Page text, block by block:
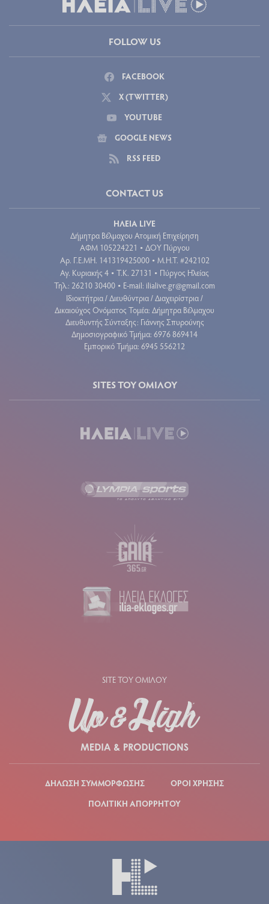
FOLLOW US
FACEBOOK
X (TWITTER)
YOUTUBE
GOOGLE NEWS
RSS FEED
CONTACT US
ΗΛΕΙΑ LIVE
Δήμητρα Βέλμαχου Ατομική Επιχείρηση
ΑΦΜ 105224221 • ΔΟΥ Πύργου
Aρ. Γ.Ε.ΜΗ. 141319425000 • Μ.Η.Τ. #242102
Αγ. Κυριακής 4 • Τ.Κ. 27131 • Πύργος Ηλείας
Τηλ.: 26210 30400 • E-mail: ilialive.gr@gmail.com
Ιδιοκτήτρια / Διευθύντρια / Διαχειρίστρια /
Δικαιούχος Ονόματος Τομέα: Δήμητρα Βέλμαχου
Διευθυντής Σύνταξης: Γιάννης Σπυρούνης
Δημοσιογραφικό Τμήμα: 6976 869414
Εμπορικό Τμήμα: 6945 556212
SITES ΤΟΥ ΟΜΙΛΟΥ
SITE ΤΟΥ ΟΜΙΛΟΥ
ΔΗΛΩΣΗ ΣΥΜΜΟΡΦΩΣΗΣ
ΟΡΟΙ ΧΡΗΣΗΣ
ΠΟΛΙΤΙΚΗ ΑΠΟΡΡΗΤΟΥ